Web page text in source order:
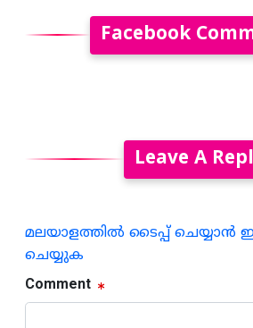
Facebook
Leave A
മലയാളത്തില്‍ ടൈപ്പ് ചെയ്യാന്‍
ചെയ്യുക
Comment